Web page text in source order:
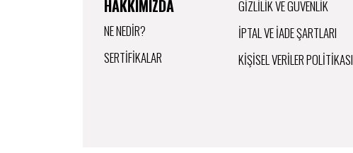
HAKKIMIZDA
NE NEDİR?
SERTİFİKALAR
GIZLILIK VE GÜVENLIK
IPTAL VE İADE ŞARTLARI
KIŞISEL VERILER POLITIKASI